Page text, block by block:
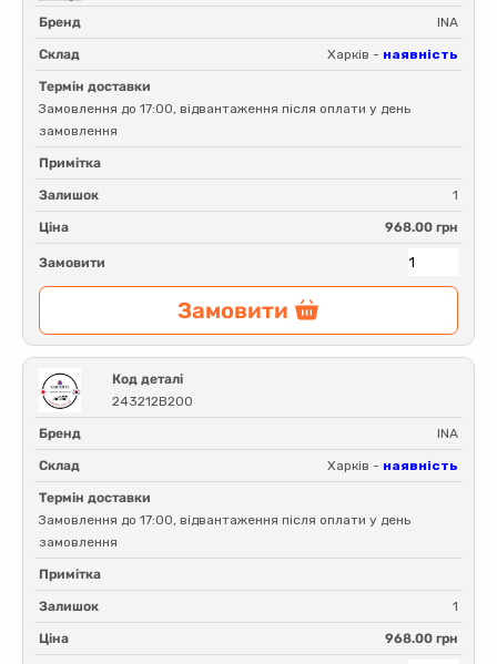
Бренд INA
Склад Харків - наявність
Термін доставки
Замовлення до 17:00, відвантаження після оплати у день
замовлення
Примітка
Залишок 1
Ціна 968.00 грн
Замовити
Замовити
Код деталі
243212B200
Бренд INA
Склад Харків - наявність
Термін доставки
Замовлення до 17:00, відвантаження після оплати у день
замовлення
Примітка
Залишок 1
Ціна 968.00 грн